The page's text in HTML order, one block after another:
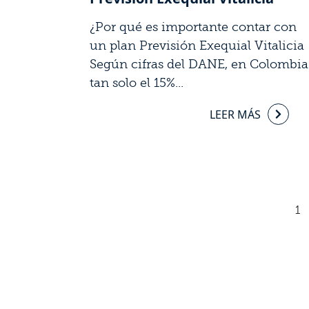
¿Por qué es importante contar con
un plan Previsión Exequial Vitalicia
Según cifras del DANE, en Colombia
tan solo el 15%...
LEER MÁS
1